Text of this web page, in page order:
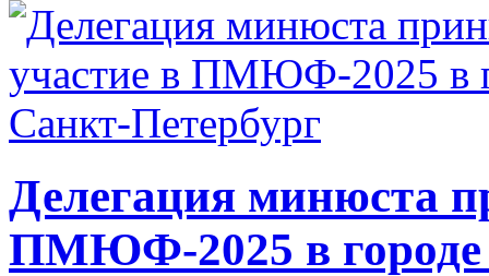
Делегация минюста
ПМЮФ-2025 в городе